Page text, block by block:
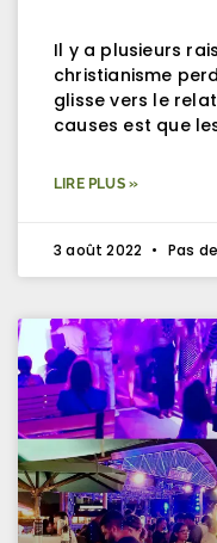
Il y a plusieurs
christianisme
glisse vers le
causes est que
LIRE PLUS »
3 août 2022 Pas